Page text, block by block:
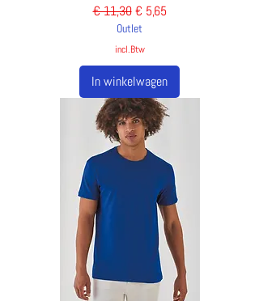
Normale prijs
€ 11,30 Verkoopprijs
€ 5,65
Outlet
incl.Btw
In winkelwagen